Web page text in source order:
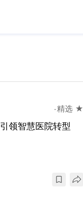
精选 ★
领智慧医院转型